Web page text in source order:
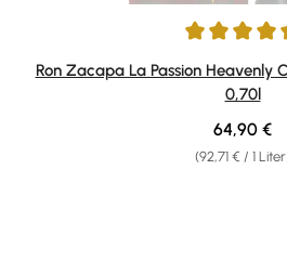
Durchschnittliche Bewertung von
Ron Zacapa La Passion Heavenly
0,70l
(92,71 € / 1
Regulärer
64,90 €